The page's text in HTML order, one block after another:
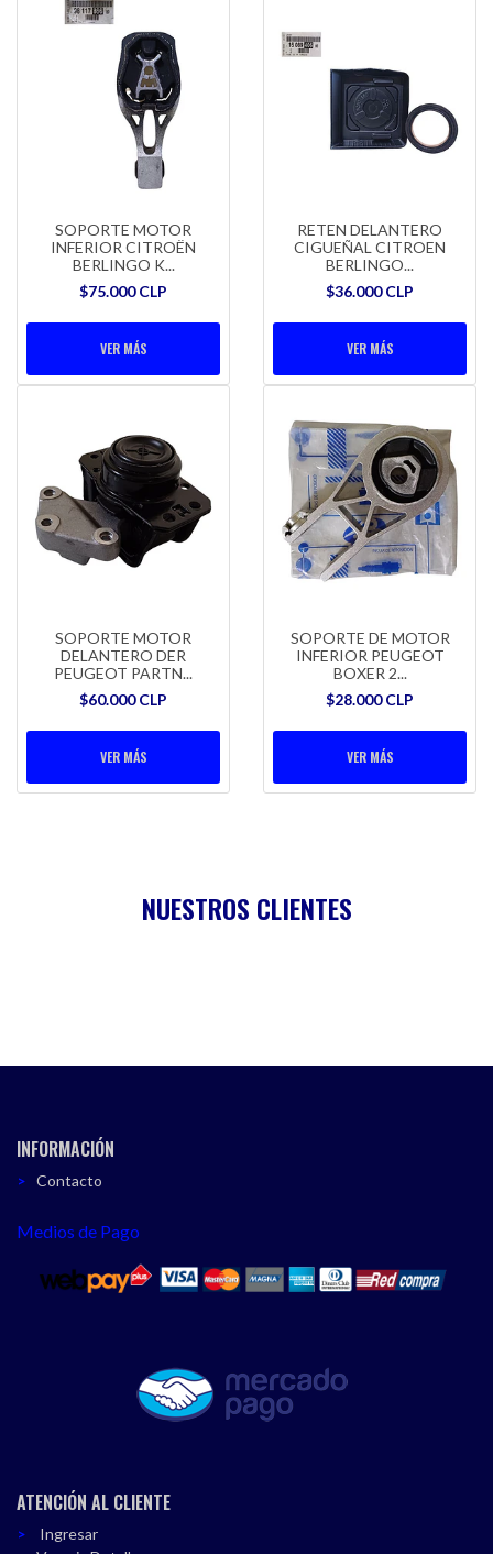
SOPORTE MOTOR
INFERIOR CITROËN
BERLINGO K...
$75.000 CLP
VER MÁS
RETEN DELANTERO
CIGUEÑAL CITROEN
BERLINGO...
$36.000 CLP
VER MÁS
SOPORTE MOTOR
DELANTERO DER
PEUGEOT PARTN...
$60.000 CLP
VER MÁS
SOPORTE DE MOTOR
INFERIOR PEUGEOT
BOXER 2...
$28.000 CLP
VER MÁS
NUESTROS CLIENTES
INFORMACIÓN
Contacto
Medios de Pago
ATENCIÓN AL CLIENTE
Ingresar